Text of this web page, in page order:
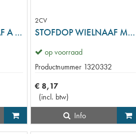
STOFDOP WIELNAAF A KUNSTST
2CV
STOFDOP WIELNAAF METAAL
op voorraad
Productnummer 1320332
€ 8,17
(incl. btw)
Info